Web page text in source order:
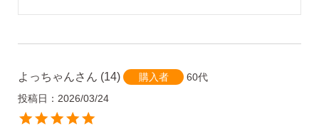
よっちゃん 14 購入者
60代
投稿日
2026/03/24